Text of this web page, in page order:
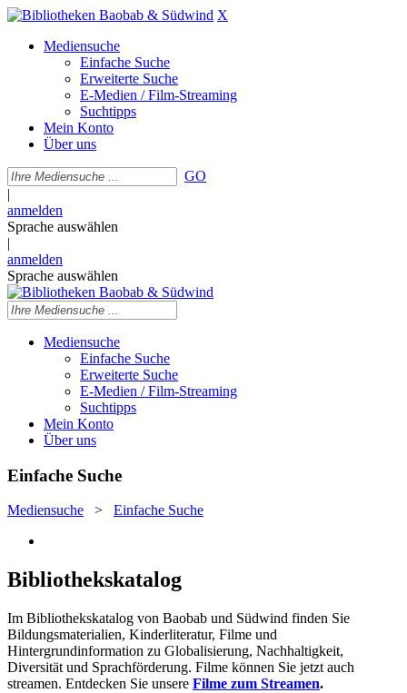
X
Mediensuche
Einfache Suche
Erweiterte Suche
E-Medien / Film-Streaming
Suchtipps
Mein Konto
Über uns
GO
|
anmelden
Sprache auswählen
|
anmelden
Sprache auswählen
Mediensuche
Einfache Suche
Erweiterte Suche
E-Medien / Film-Streaming
Suchtipps
Mein Konto
Über uns
Einfache Suche
Mediensuche > Einfache Suche
Bibliothekskatalog
Im Bibliothekskatalog von Baobab und Südwind finden Sie
Bildungsmaterialien, Kinderliteratur, Filme und
Hintergrundinformation zu Globalisierung, Nachhaltigkeit,
Diversität und Sprachförderung. Filme können Sie jetzt auch
streamen. Entdecken Sie unsere Filme zum Streamen.